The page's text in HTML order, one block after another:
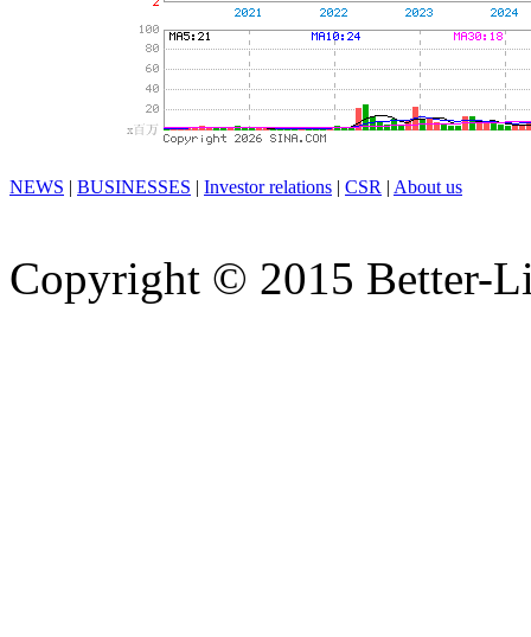
NEWS | BUSINESSES | Investor relations | CSR | About us
Copyright © 2015 Better-